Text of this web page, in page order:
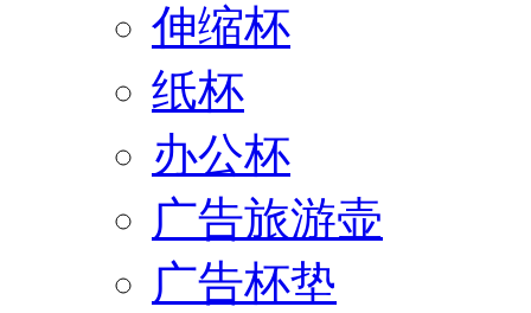
伸缩杯
纸杯
办公杯
广告旅游壶
广告杯垫